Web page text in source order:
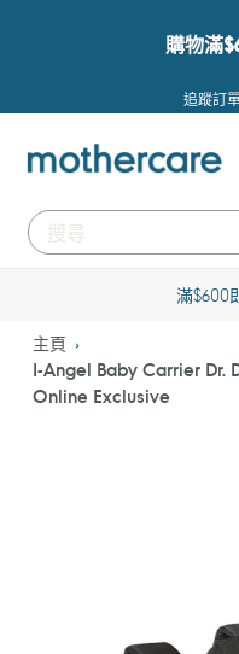
購物滿
追蹤訂
滿$600
主頁
I-Angel Baby Carrier Dr.
Online Exclusive